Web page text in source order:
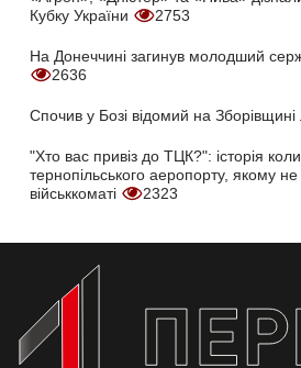
Кубку України
2753
На Донеччині загинув молодший
2636
Спочив у Бозі відомий на Зборівщині
"Хто вас привіз до ТЦК?": історія
тернопільського аеропорту, якому
військкоматі
2323